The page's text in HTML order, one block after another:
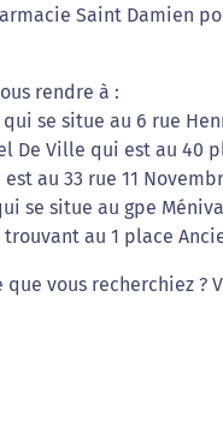
Saint Damien
rendre à :
se situe au 6 rue
De Ville qui est au 40
au 33 rue 11
se situe au gpe
au 1 place
vous recherchiez ?